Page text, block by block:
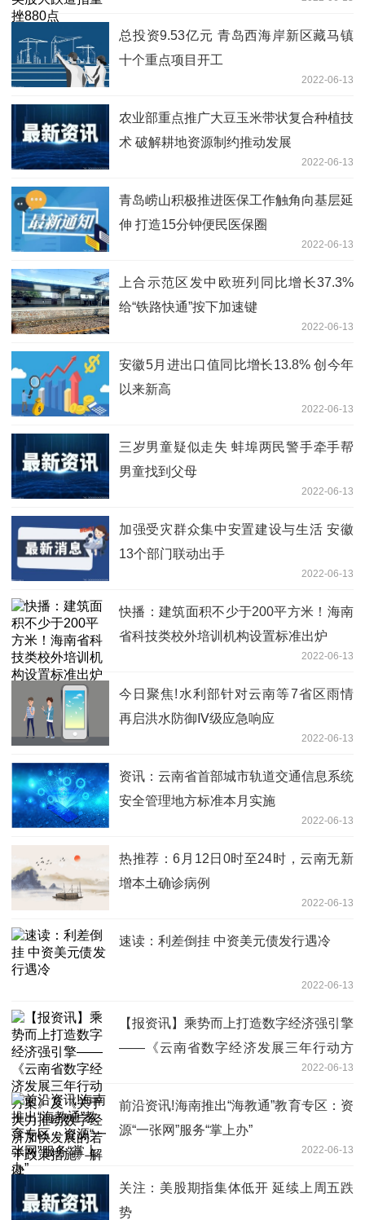
总投资9.53亿元 青岛西海岸新区藏马镇
十个重点项目开工
2022-06-13
农业部重点推广大豆玉米带状复合种植技
术 破解耕地资源制约推动发展
2022-06-13
青岛崂山积极推进医保工作触角向基层延
伸 打造15分钟便民医保圈
2022-06-13
上合示范区发中欧班列同比增长37.3%
给“铁路快通”按下加速键
2022-06-13
安徽5月进出口值同比增长13.8% 创今年
以来新高
2022-06-13
三岁男童疑似走失 蚌埠两民警手牵手帮
男童找到父母
2022-06-13
加强受灾群众集中安置建设与生活 安徽
13个部门联动出手
2022-06-13
快播：建筑面积不少于200平方米！海南
省科技类校外培训机构设置标准出炉
2022-06-13
今日聚焦!水利部针对云南等7省区雨情
再启洪水防御Ⅳ级应急响应
2022-06-13
资讯：云南省首部城市轨道交通信息系统
安全管理地方标准本月实施
2022-06-13
热推荐：6月12日0时至24时，云南无新
增本土确诊病例
2022-06-13
速读：利差倒挂 中资美元债发行遇冷
2022-06-13
【报资讯】乘势而上打造数字经济强引擎
——《云南省数字经济发展三年行动方
案》及《关于大力推动数字经济加快发展
的若干政策措施》解读
2022-06-13
前沿资讯!海南推出“海教通”教育专区：资
源“一张网”服务“掌上办”
2022-06-13
关注：美股期指集体低开 延续上周五跌
势